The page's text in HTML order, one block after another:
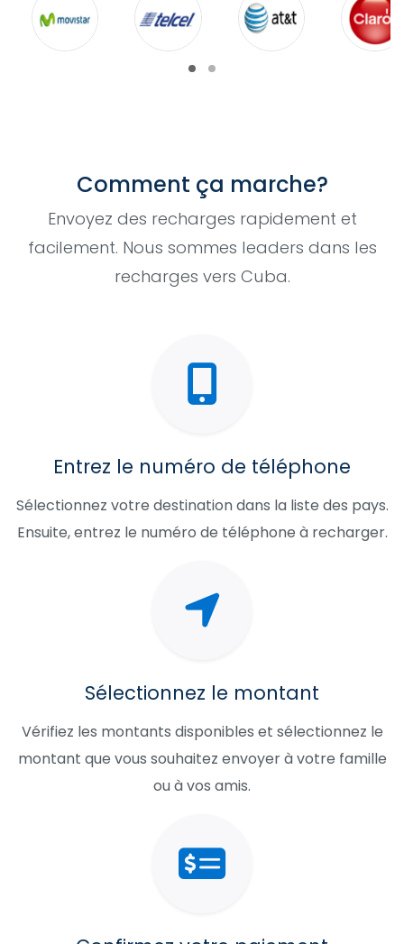
Comment ça marche?
Envoyez des recharges rapidement et
facilement. Nous sommes leaders dans les
recharges vers Cuba.
Entrez le numéro de téléphone
Sélectionnez votre destination dans la liste des pays.
Ensuite, entrez le numéro de téléphone à recharger.
Sélectionnez le montant
Vérifiez les montants disponibles et sélectionnez le
montant que vous souhaitez envoyer à votre famille
ou à vos amis.